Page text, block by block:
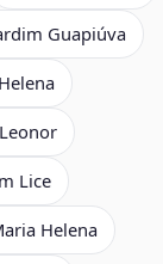
Guapiúva
Lice
Helena